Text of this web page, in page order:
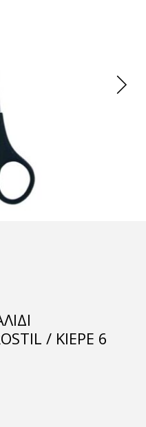
/ KIEPE 6